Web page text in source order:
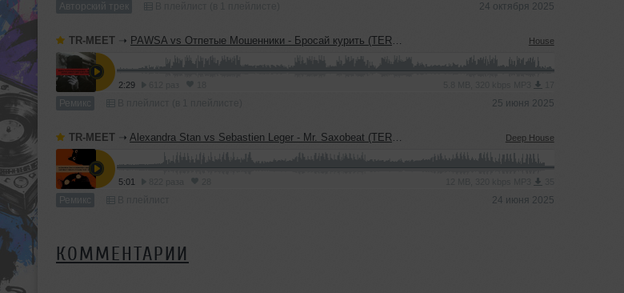
Авторский трек 24 октября 2025
TR-MEET ➝ PAWSA vs Отпетые Мошенники - Бросай курить (TERMIT 'Dirty Cash' Blend) House
2:29
Ремикс 25 июня 2025
TR-MEET ➝ Alexandra Stan vs Sebastien Leger - Mr. Saxobeat (TERMIT & Yuliana 'Duel' Blend) Deep House
5:01
Ремикс 24 июня 2025
КОММЕНТАРИИ